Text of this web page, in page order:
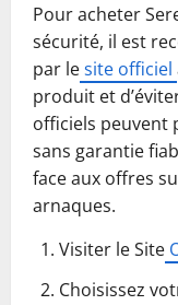
Pour acheter
sécurité, il est
par lesite officiel
produit et
officiels peuvent
sans garantie
face aux offres
arnaques.
Visiter le Site
Choisissez